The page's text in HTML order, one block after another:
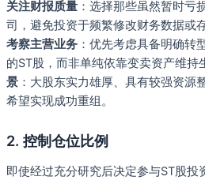
关注财报质量 ：选择那些虽然暂时亏
司，避免投资于频繁修改财务数据或
考察主营业务 ：优先考虑具备明确转
的ST股，而非单纯依靠变卖资产维持
景 ：大股东实力雄厚、具有较强资源
希望实现成功重组。
2. 控制仓位比例
即使经过充分研究后决定参与ST股投